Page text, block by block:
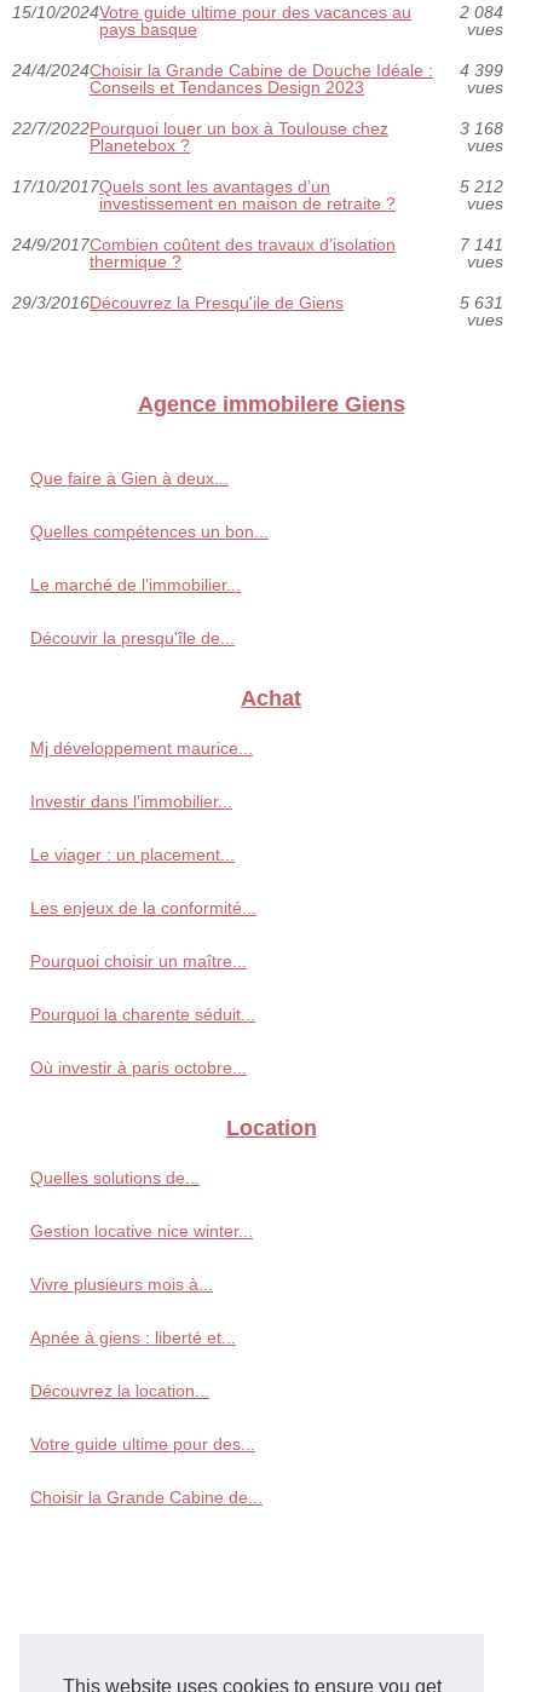
This website uses cookies to ensure you get
15/10/2024Votre guide ultime pour des vacances au
pays basque
2 084
vues
24/4/2024Choisir la Grande Cabine de Douche Idéale :
Conseils et Tendances Design 2023
4 399
vues
22/7/2022Pourquoi louer un box à Toulouse chez
Planetebox ?
3 168
vues
17/10/2017Quels sont les avantages d’un
investissement en maison de retraite ?
5 212
vues
24/9/2017Combien coûtent des travaux d’isolation
thermique ?
7 141
vues
29/3/2016Découvrez la Presqu'ile de Giens
5 631
vues
Agence immobilere Giens
Que faire à Gien à deux...
Quelles compétences un bon...
Le marché de l’immobilier...
Découvir la presqu'île de...
Achat
Mj développement maurice...
Investir dans l’immobilier...
Le viager : un placement...
Les enjeux de la conformité...
Pourquoi choisir un maître...
Pourquoi la charente séduit...
Où investir à paris octobre...
Location
Quelles solutions de...
Gestion locative nice winter...
Vivre plusieurs mois à...
Apnée à giens : liberté et...
Découvrez la location...
Votre guide ultime pour des...
Choisir la Grande Cabine de...